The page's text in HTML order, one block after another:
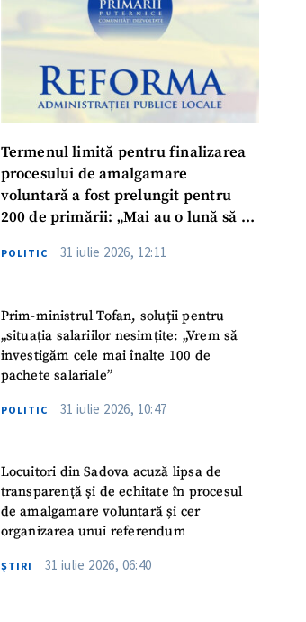
Termenul limită pentru finalizarea
procesului de amalgamare
voluntară a fost prelungit pentru
200 de primării: „Mai au o lună să se
POLITIC 31 iulie 2026, 12:11
Prim-ministrul Tofan, soluții pentru
„situația salariilor nesimțite: „Vrem să
investigăm cele mai înalte 100 de
pachete salariale”
POLITIC 31 iulie 2026, 10:47
Locuitori din Sadova acuză lipsa de
transparență și de echitate în procesul
de amalgamare voluntară și cer
organizarea unui referendum
ŞTIRI 31 iulie 2026, 06:40